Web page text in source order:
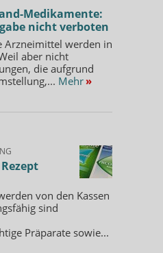
Medikamente:
nicht verboten
Arzneimittel werden in
aber nicht
die aufgrund
Mehr »
von den Kassen
sind
Präparate sowie...